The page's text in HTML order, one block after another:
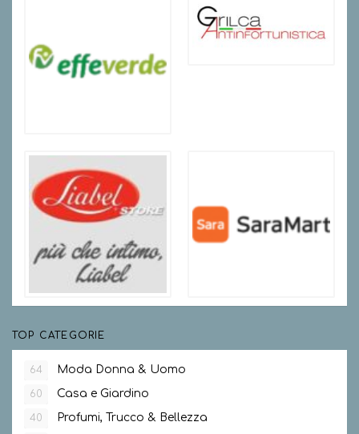
TOP CATEGORIE
64 Moda Donna & Uomo
60 Casa e Giardino
40 Profumi, Trucco & Bellezza